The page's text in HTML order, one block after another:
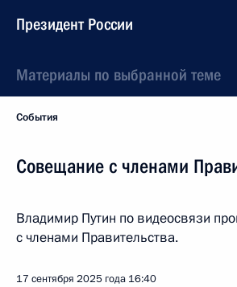
Президент России
Материалы по выбранной теме
События
Совещание с членами
Владимир Путин по видеосвязи
с членами Правительства.
17 сентября 2025 года 16:40